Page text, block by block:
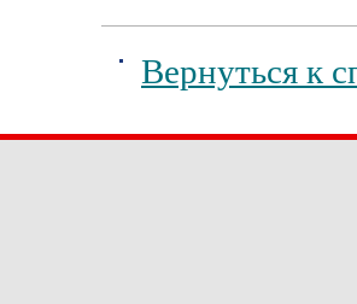
Вернуться к